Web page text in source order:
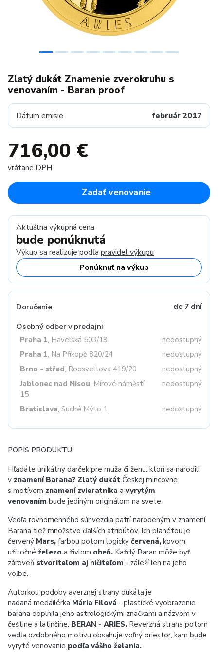
Zlatý dukát Znamenie zverokruhu s
venovaním - Baran proof
Dátum emisie február 2017
716,00 €
vrátane DPH
Zadať venovanie
Aktuálna výkupná cena
bude ponúknutá
Výkup sa realizuje podľa pravidel výkupu
Ponúknuť na výkup
Doručenie do 7 dní
Osobný odber v predajni
Praha 1, Havelská 503/19
nedostupný
Praha 1, Na Příkopě 820/24
nedostupný
Brno - střed, Roosveltova 419/20
nedostupný
Jablonec nad Nisou, Mírové náměstí
15
nedostupný
Bratislava, Suché Mýto 1 nedostupný
POPIS PRODUKTU
Hľadáte unikátny darček pre muža či ženu, ktorí sa narodili
v znamení Barana? Zlatý dukát Českej mincovne
s motívom znamení zvieratníka a vyrytým
venovaním bude jediným originálom na svete.
Vedľa rovnomenného súhvezdia patrí narodeným v znamení
Barana tiež množstvo ďalších atribútov. Ich planétou je
červený Mars, farbou potom logicky červená, kovom
užitočné železo a živlom oheň. Každý Baran môže byť
zároveň stvoriteľom aj ničiteľom - záleží len na jeho
voľbe.
Autorkou podoby averznej strany dukáta je
nadaná medailérka Mária Filová - plastické vyobrazenie
barana doplnila jeho astrologickými značkami a názvom v
češtine a latinčine: BERAN - ARIES. Reverzná strana potom
vedľa ozdobného motívu obsahuje voľný priestor, kam bude
vyryté venovanie podľa vášho želania.